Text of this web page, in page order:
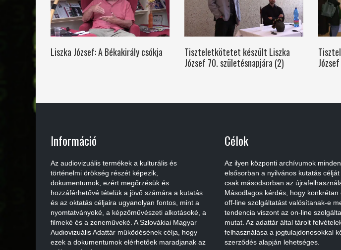
Liszka József: A Békakirály csókja
Tiszteletkötetet készült Liszka
József 70. születésnapjára (2)
Információ
Az audiovizuális termékek a kulturális és
történelmi örökség részét képezik,
dokumentumok, ezért megőrzésük és
hozzáférhetővé tételük a jövő számára a kutatás
és az oktatás céljaira ugyanolyan fontos, mint a
nyomtatványoké, a képzőművészeti alkotásoké, a
filmeké és a zeneműveké. A Szlovákiai Magyar
Audiovizuális Adattár működésének célja, hogy
ezek a dokumentumok elérhetőek maradjanak az
Célok
Az ilyen központi archívumok
elsősorban a nyilvános kutatás
csak másodsorban az
Másodlagos kérdés, hogy konkrétan
off-line szolgáltatást valósítanak-e
tendencia viszont az on-line
mutat. Az adattár által tárolt
felhasználása a jogtulajdonosokkal
szerződés alapján lehetséges.